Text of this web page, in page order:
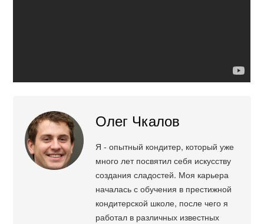
Олег Чкалов
Я - опытный кондитер, который уже
много лет посвятил себя искусству
создания сладостей. Моя карьера
началась с обучения в престижной
кондитерской школе, после чего я
работал в различных известных